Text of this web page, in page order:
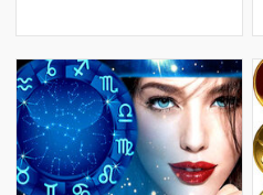
sizə düşündüyünüzdən də çox
məlumat verə və bəlkə d